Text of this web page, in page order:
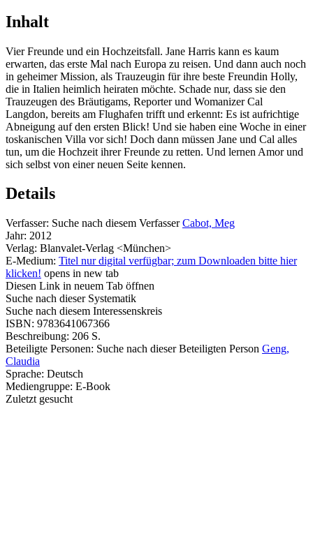
Inhalt
Vier Freunde und ein Hochzeitsfall. Jane Harris kann es kaum
erwarten, das erste Mal nach Europa zu reisen. Und dann auch noch
in geheimer Mission, als Trauzeugin für ihre beste Freundin Holly,
die in Italien heimlich heiraten möchte. Schade nur, dass sie den
Trauzeugen des Bräutigams, Reporter und Womanizer Cal
Langdon, bereits am Flughafen trifft und erkennt: Es ist aufrichtige
Abneigung auf den ersten Blick! Und sie haben eine Woche in einer
toskanischen Villa vor sich! Doch dann müssen Jane und Cal alles
tun, um die Hochzeit ihrer Freunde zu retten. Und lernen Amor und
sich selbst von einer neuen Seite kennen.
Details
Verfasser: Suche nach diesem Verfasser Cabot, Meg
Jahr: 2012
Verlag: Blanvalet-Verlag <München>
E-Medium: Titel nur digital verfügbar; zum Downloaden bitte hier
klicken! opens in new tab
Diesen Link in neuem Tab öffnen
Suche nach dieser Systematik
Suche nach diesem Interessenskreis
ISBN: 9783641067366
Beschreibung: 206 S.
Beteiligte Personen: Suche nach dieser Beteiligten Person Geng,
Claudia
Sprache: Deutsch
Mediengruppe: E-Book
Zuletzt gesucht